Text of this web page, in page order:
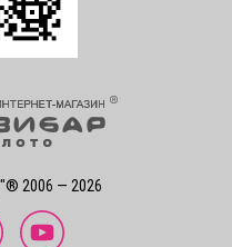
2006 — 2026